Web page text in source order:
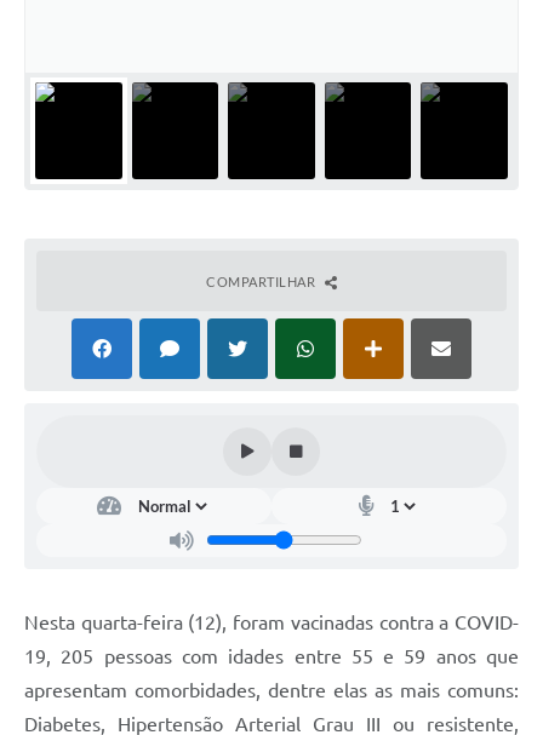
COMPARTILHAR
Nesta quarta-feira (12), foram vacinadas contra a COVID-
19, 205 pessoas com idades entre 55 e 59 anos que
apresentam comorbidades, dentre elas as mais comuns:
Diabetes, Hipertensão Arterial Grau III ou resistente,